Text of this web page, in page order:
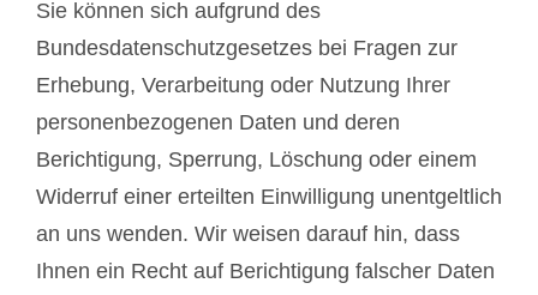
Sie können sich aufgrund des
Bundesdatenschutzgesetzes bei Fragen zur
Erhebung, Verarbeitung oder Nutzung Ihrer
personenbezogenen Daten und deren
Berichtigung, Sperrung, Löschung oder einem
Widerruf einer erteilten Einwilligung unentgeltlich
an uns wenden. Wir weisen darauf hin, dass
Ihnen ein Recht auf Berichtigung falscher Daten